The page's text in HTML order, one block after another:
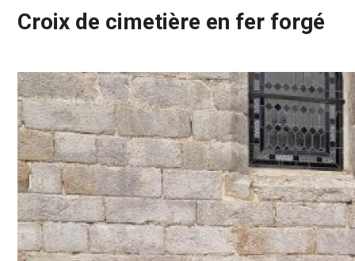
Croix de cimetière en fer forgé